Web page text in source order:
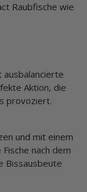
Raubfische wie
Aktion, die
provoziert.
und mit einem
nach dem
Bissausbeute